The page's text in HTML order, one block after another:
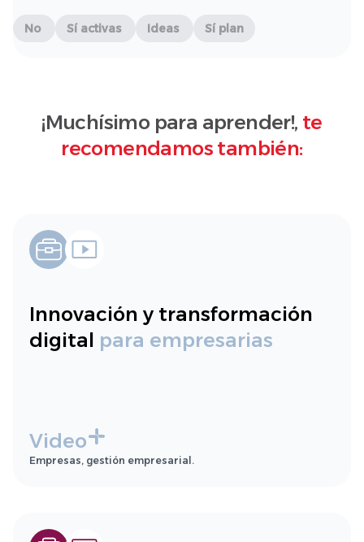
No Sí activas Ideas Sí plan
¡Muchísimo para aprender!, te
recomendamos también:
Innovación y transformación
digital para empresarias
Video
Empresas, gestión empresarial.